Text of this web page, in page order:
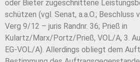
oder Bieter zugeschnittene
schützen (vgl. Senat, a.a.O.; Beschluss
Verg 9/12 – juris Randnr. 36; Prieß in
Kulartz/Marx/Portz/Prieß, VOL/A, 3.
EG-VOL/A). Allerdings obliegt dem